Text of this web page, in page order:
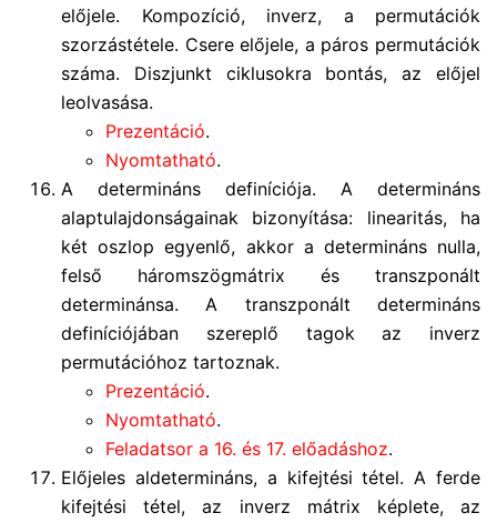
előjele. Kompozíció, inverz, a permutációk
szorzástétele. Csere előjele, a páros permutációk
száma. Diszjunkt ciklusokra bontás, az előjel
leolvasása.
Prezentáció.
Nyomtatható.
A determináns definíciója. A determináns
alaptulajdonságainak bizonyítása: linearitás, ha
két oszlop egyenlő, akkor a determináns nulla,
felső háromszögmátrix és transzponált
determinánsa. A transzponált determináns
definíciójában szereplő tagok az inverz
permutációhoz tartoznak.
Prezentáció.
Nyomtatható.
Feladatsor a 16. és 17. előadáshoz.
Előjeles aldetermináns, a kifejtési tétel. A ferde
kifejtési tétel, az inverz mátrix képlete, az